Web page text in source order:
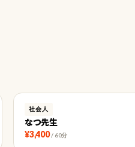
社会人
なつ先生
¥3,400 / 60分